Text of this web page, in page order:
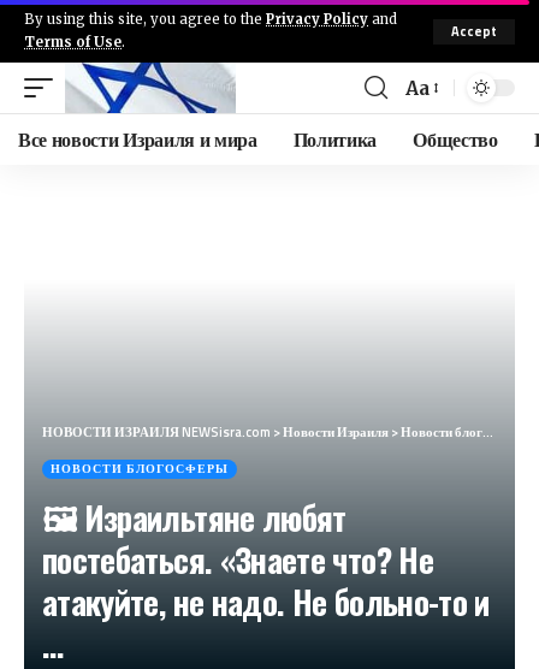
By using this site, you agree to the Privacy Policy and
Terms of Use.
Accept
Aa
Все новости Израиля и мира Политика Общество
НОВОСТИ ИЗРАИЛЯ NEWSisra.com >Новости Израиля>Новости блогосферы
НОВОСТИ БЛОГОСФЕРЫ
🖼 Израильтяне любят
постебаться. «Знаете что? Не
атакуйте, не надо. Не больно-то и
…